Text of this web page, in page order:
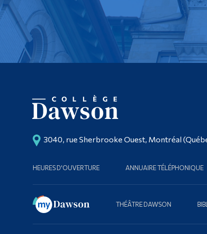
3040, rue Sherbrooke Ouest, Montréal
HEURES D'OUVERTURE ANNUAIRE TÉLÉPHONIQUE
THÉÂTRE DAWSON